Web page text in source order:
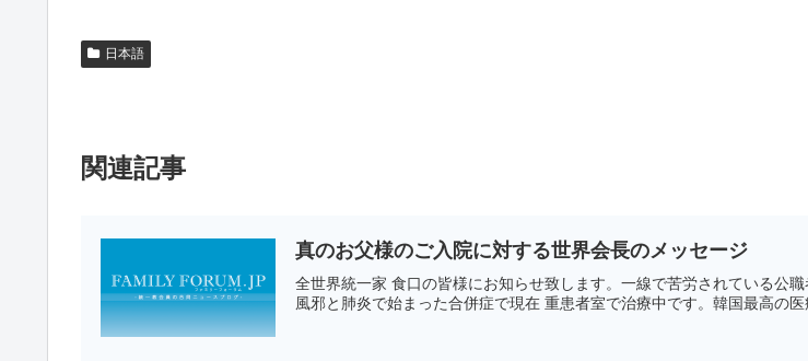
日本語
関連記事
真のお父様のご入院に対する世界会長のメッセージ
全世界統一家 食口の皆様にお知らせ致します。一線で苦労されている公
風邪と肺炎で始まった合併症で現在 重患者室で治療中です。韓国最高の